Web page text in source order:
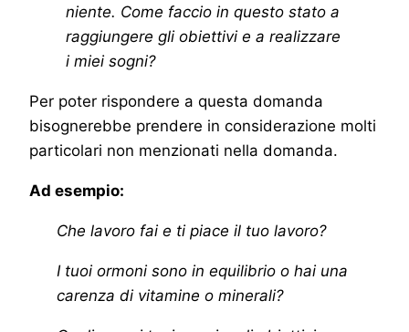
niente. Come faccio in questo stato a
raggiungere gli obiettivi e a realizzare
i miei sogni?
Per poter rispondere a questa domanda
bisognerebbe prendere in considerazione molti
particolari non menzionati nella domanda.
Ad esempio:
Che lavoro fai e ti piace il tuo lavoro?
I tuoi ormoni sono in equilibrio o hai una
carenza di vitamine o minerali?